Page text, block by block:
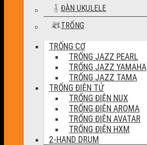
ĐÀN UKULELE
TRỐNG
TRỐNG CƠ
TRỐNG JAZZ PEARL
TRỐNG JAZZ YAMAHA
TRỐNG JAZZ TAMA
TRỐNG ĐIỆN TỬ
TRỐNG ĐIỆN NUX
TRỐNG ĐIỆN AROMA
TRỐNG ĐIỆN AVATAR
TRỐNG ĐIỆN HXM
2-HAND DRUM